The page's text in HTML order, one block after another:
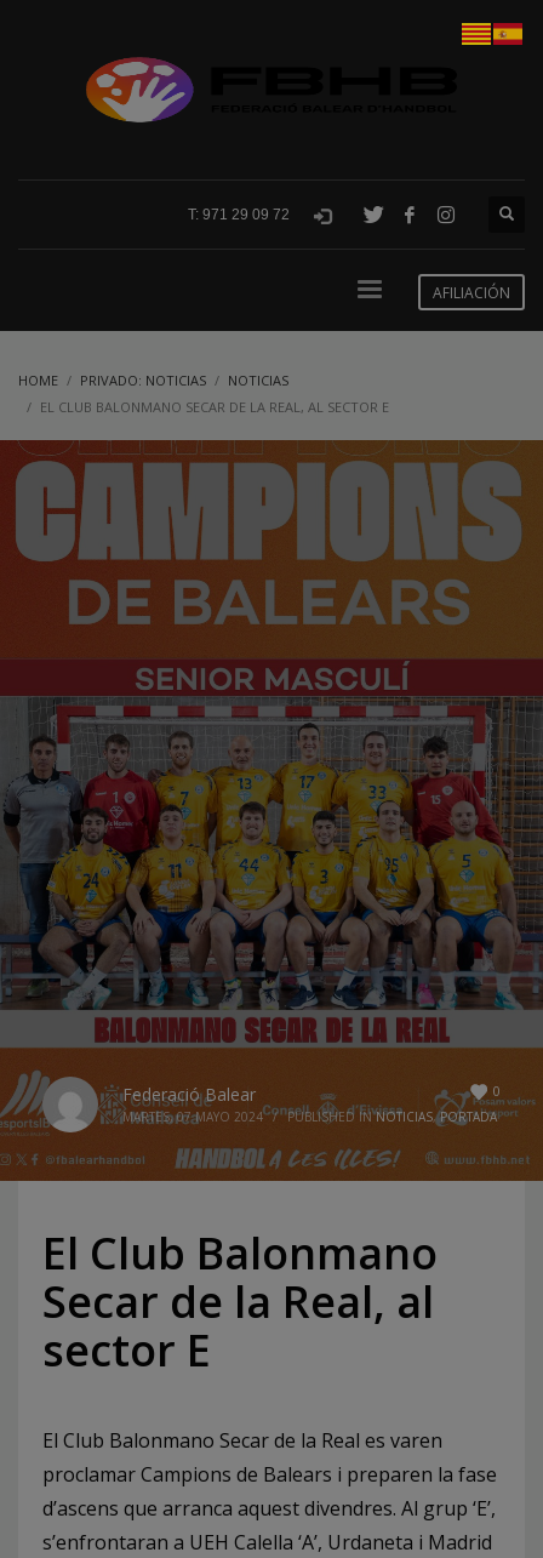
T: 971 29 09 72
AFILIACIÓN
HOME PRIVADO: NOTICIAS
NOTICIAS
EL CLUB BALONMANO SECAR DE LA REAL, AL SECTOR E
0
Federació Balear
MARTES, 07 MAYO 2024 / PUBLISHED INNOTICIAS,PORTADA
El Club Balonmano
Secar de la Real, al
sector E
El Club Balonmano Secar de la Real es varen
proclamar Campions de Balears i preparen la fase
d’ascens que arranca aquest divendres. Al grup ‘E’,
s’enfrontaran a UEH Calella ‘A’, Urdaneta i Madrid